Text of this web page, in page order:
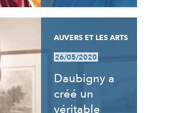
AUVERS ET LES ARTS
26/05/2020
Daubigny a
créé un
véritable